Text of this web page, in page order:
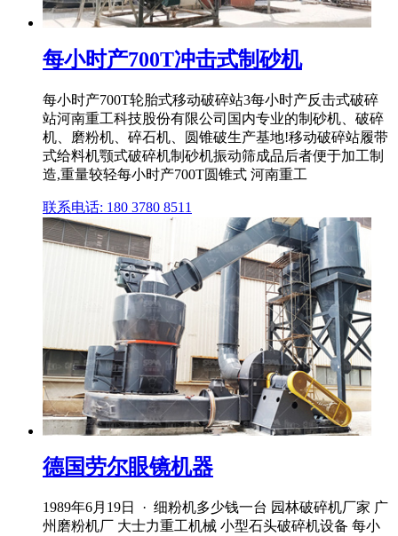
每小时产700T冲击式制砂机
每小时产700T轮胎式移动破碎站3每小时产反击式破碎
站河南重工科技股份有限公司国内专业的制砂机、破碎
机、磨粉机、碎石机、圆锥破生产基地!移动破碎站履带
式给料机颚式破碎机制砂机振动筛成品后者便于加工制
造,重量较轻每小时产700T圆锥式 河南重工
联系电话: 180 3780 8511
德国劳尔眼镜机器
1989年6月19日 · 细粉机多少钱一台 园林破碎机厂家 广
州磨粉机厂 大士力重工机械 小型石头破碎机设备 每小